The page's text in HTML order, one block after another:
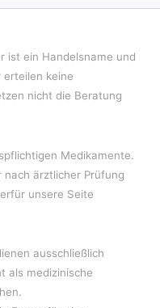
ist ein Handelsname und
erteilen keine
nicht die Beratung
Medikamente.
ärztlicher Prüfung
unsere Seite
ausschließlich
als medizinische